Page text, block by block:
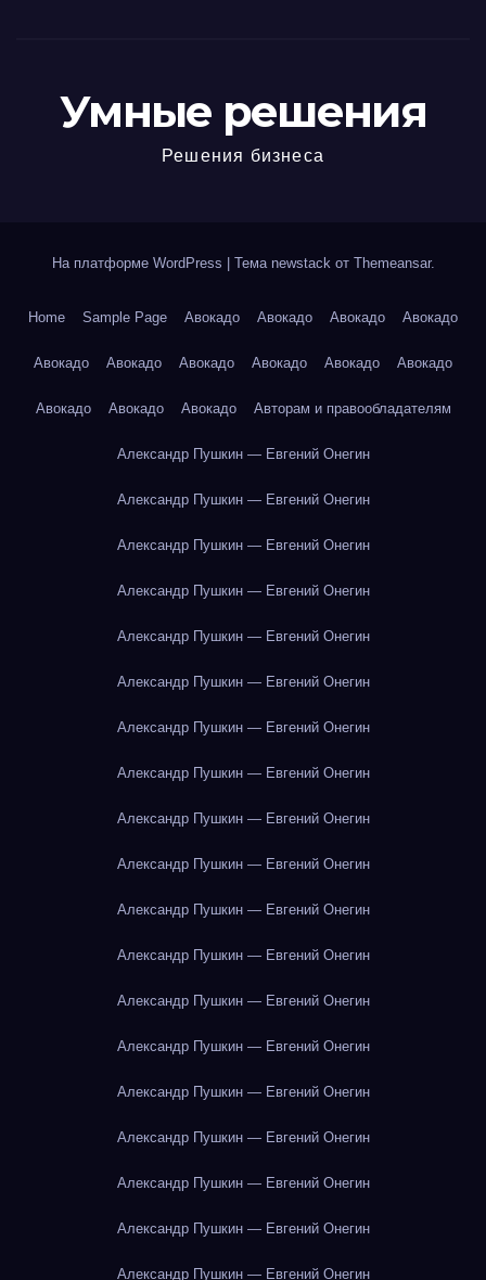
Умные решения
Решения бизнеса
На платформе WordPress Тема newstack от Themeansar.
Home Sample Page Авокадо Авокадо Авокадо Авокадо
Авокадо Авокадо Авокадо Авокадо Авокадо Авокадо
Авокадо Авокадо Авокадо Авторам и правообладателям
Александр Пушкин — Евгений Онегин
Александр Пушкин — Евгений Онегин
Александр Пушкин — Евгений Онегин
Александр Пушкин — Евгений Онегин
Александр Пушкин — Евгений Онегин
Александр Пушкин — Евгений Онегин
Александр Пушкин — Евгений Онегин
Александр Пушкин — Евгений Онегин
Александр Пушкин — Евгений Онегин
Александр Пушкин — Евгений Онегин
Александр Пушкин — Евгений Онегин
Александр Пушкин — Евгений Онегин
Александр Пушкин — Евгений Онегин
Александр Пушкин — Евгений Онегин
Александр Пушкин — Евгений Онегин
Александр Пушкин — Евгений Онегин
Александр Пушкин — Евгений Онегин
Александр Пушкин — Евгений Онегин
Александр Пушкин — Евгений Онегин